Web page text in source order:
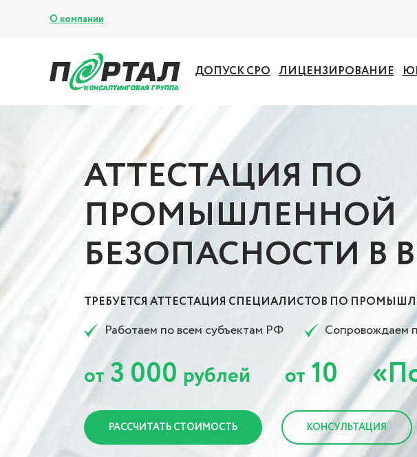
О компании
ДОПУСК СРО ЛИЦЕНЗИРОВАНИЕ
АТТЕСТАЦИЯ ПО
ПРОМЫШЛЕННОЙ
БЕЗОПАСНОСТИ В
ТРЕБУЕТСЯ АТТЕСТАЦИЯ СПЕЦИАЛИСТОВ ПО
Работаем по всем субъектам РФ Сопровождаем
от3 000 рублей от 10
РАССЧИТАТЬ СТОИМОСТЬ КОНСУЛЬТАЦИЯ